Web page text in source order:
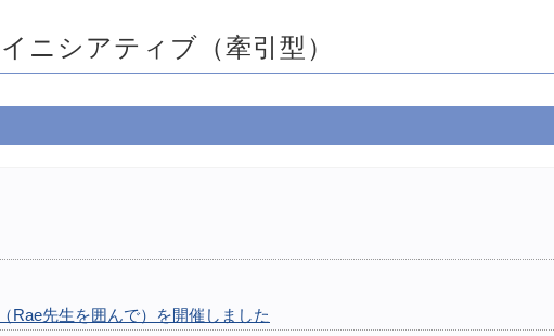
ニシアティブ（牽引型）
Rae先生を囲んで）を開催しました